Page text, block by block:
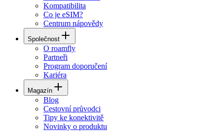
Kompatibilita
Co je eSIM?
Centrum nápovědy
Společnost
O roamfly
Partneři
Program doporučení
Kariéra
Magazín
Blog
Cestovní průvodci
Tipy ke konektivitě
Novinky o produktu